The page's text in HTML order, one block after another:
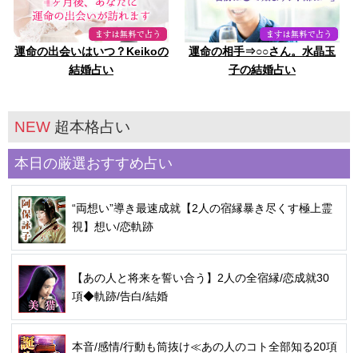
運命の出会いはいつ？Keikoの
結婚占い
運命の相手⇒○○さん。水晶玉
子の結婚占い
NEW 超本格占い
本日の厳選おすすめ占い
“両想い”導き最速成就【2人の宿縁暴き尽くす極上霊
視】想い/恋軌跡
【あの人と将来を誓い合う】2人の全宿縁/恋成就30
項◆軌跡/告白/結婚
本音/感情/行動も筒抜け≪あの人のコト全部知る20項